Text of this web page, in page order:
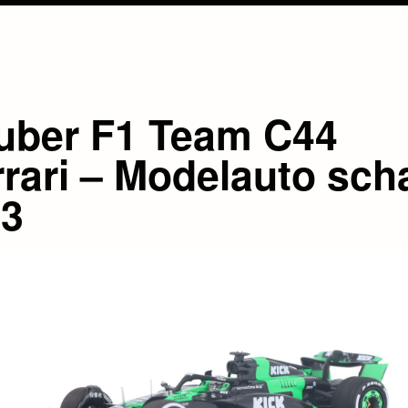
F1 Team C44
– Modelauto